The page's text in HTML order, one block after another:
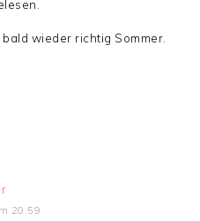
wieder richtig Sommer.
20:59